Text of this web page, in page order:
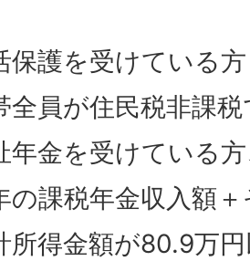
保護を受けている方
全員が住民税非課
年金を受けている
の課税年金収入額
所得金額が80.9万